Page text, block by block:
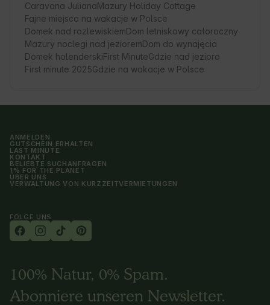
Caravana JulianaMazury Holiday Cottage
Fajne miejsca na wakacje w Polsce
Domek nad rozlewiskiemDom letniskowy całoroczny
Mazury noclegi nad jezioremDom do wynajęcia
Domek holenderskiFirst MinuteGdzie nad jezioro
First minute 2025Gdzie na wakacje w Polsce
ANMELDEN
GUTSCHEIN ERHALTEN
LAST MINUTE
KONTAKT
BELIEBTE SUCHANFRAGEN
1% FOR THE PLANET
ÜBER UNS
VERWALTUNG VON KURZZEITVERMIETUNGEN
FOLGE UNS
100% Natur, 0% Spam.
Abonniere unseren Newsletter.